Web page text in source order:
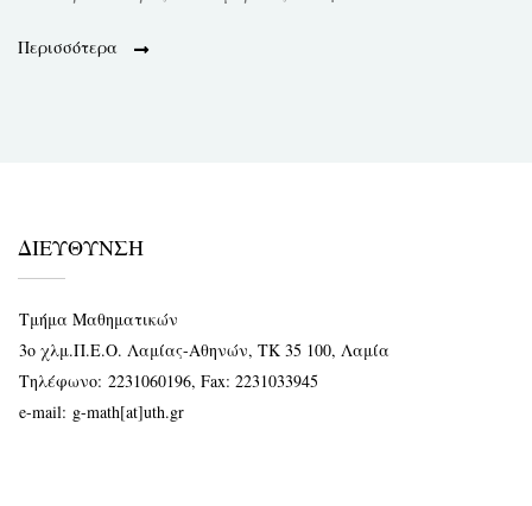
Περισσότερα
ΔΙΕΥΘΥΝΣΗ
Τμήμα Μαθηματικών
3ο χλμ.Π.Ε.Ο. Λαμίας-Αθηνών, ΤΚ 35 100, Λαμία
Τηλέφωνο: 2231060196, Fax: 2231033945
e-mail: g-math[at]uth.gr